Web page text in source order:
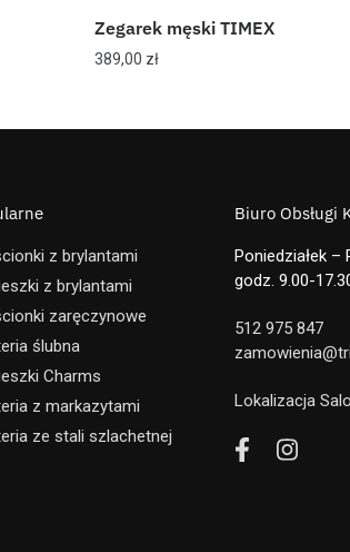
Zegarek męski TIMEX
389,00 zł
z brylantami
z brylantami
zaręczynowe
ślubna
Charms
z markazytami
ze stali szlachetnej
Biuro Obsługi
Poniedziałek –
godz. 9.00-
512 975 847
Lokalizacja